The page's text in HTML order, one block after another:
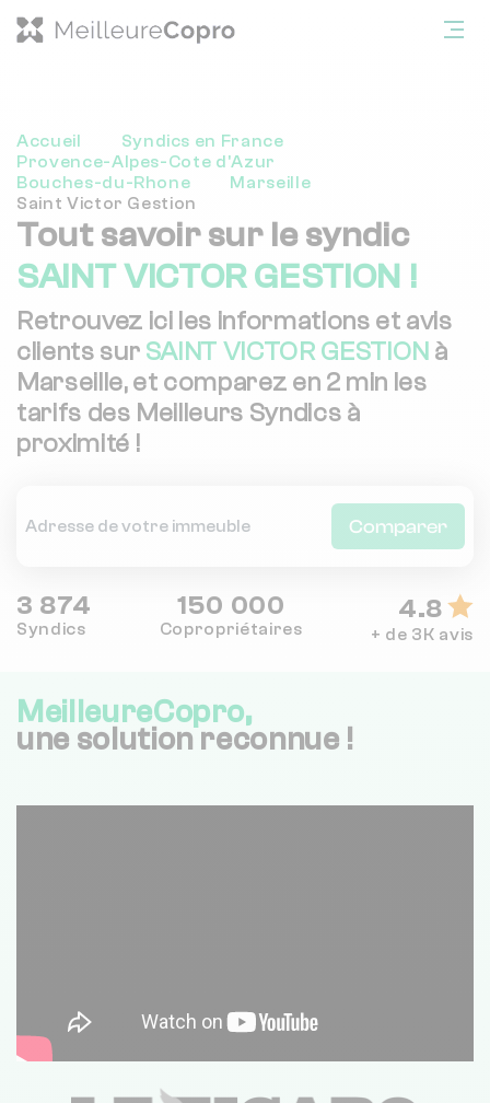
Accueil
Syndics en France
Provence-Alpes-Cote d'Azur
Bouches-du-Rhone
Marseille
Saint Victor Gestion
Tout savoir sur le syndic
SAINT VICTOR GESTION !
Retrouvez ici les informations et avis
clients sur SAINT VICTOR GESTION à
Marseille, et comparez en 2 min les
tarifs des Meilleurs Syndics à
proximité !
Comparer
3 874
Syndics
150 000
Copropriétaires
4.8
+ de 3K avis
MeilleureCopro,
une solution reconnue !